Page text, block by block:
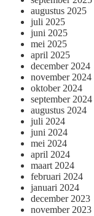
augustus 2025
juli 2025
juni 2025
mei 2025
april 2025
december 2024
november 2024
oktober 2024
september 2024
augustus 2024
juli 2024
juni 2024
mei 2024
april 2024
maart 2024
februari 2024
januari 2024
december 2023
november 2023